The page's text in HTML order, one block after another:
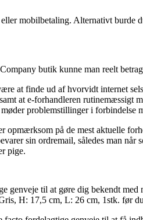
mobilbetaling. Alternativt burde
butik kunne man reelt
at finde ud af hvorvidt internet
at e-forhandleren rutinemæssigt
problemstillinger i forbindelse
opmærksom på de mest aktuelle
sin ordremail, således man
pige.
genveje til at gøre dig bekendt med
H: 17,5 cm, L: 26 cm, 1stk. før